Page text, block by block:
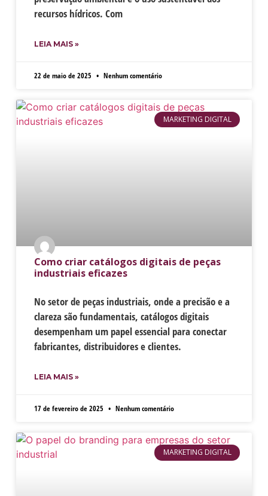
recursos hídricos. Com
LEIA MAIS »
22 de maio de 2025 Nenhum comentário
MARKETING DIGITAL
Como criar catálogos digitais de peças
industriais eficazes
No setor de peças industriais, onde a precisão e a
clareza são fundamentais, catálogos digitais
desempenham um papel essencial para conectar
fabricantes, distribuidores e clientes.
LEIA MAIS »
17 de fevereiro de 2025 Nenhum comentário
MARKETING DIGITAL